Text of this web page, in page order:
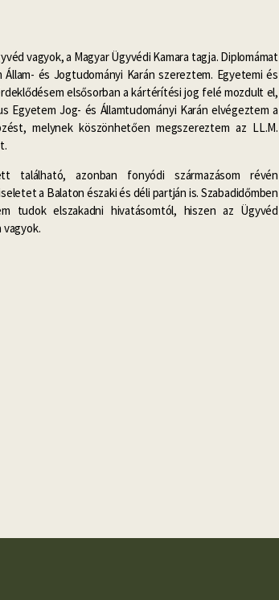
vagyok, a Magyar Ügyvédi Kamara tagja. Diplomámat
és Jogtudományi Karán szereztem. Egyetemi és
elsősorban a kártérítési jog felé mozdult el,
Egyetem Jog- és Államtudományi Karán elvégeztem a
melynek köszönhetően megszereztem az LL.M.
található, azonban fonyódi származásom révén
a Balaton északi és déli partján is. Szabadidőmben
tudok elszakadni hivatásomtól, hiszen az Ügyvéd